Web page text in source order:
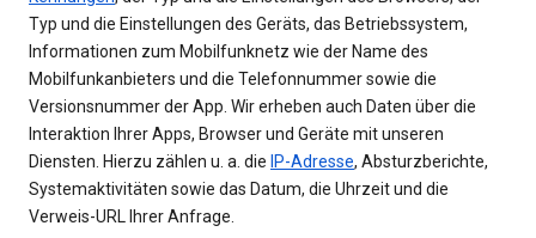
Typ und die Einstellungen des Geräts, das Betriebssystem,
Informationen zum Mobilfunknetz wie der Name des
Mobilfunkanbieters und die Telefonnummer sowie die
Versionsnummer der App. Wir erheben auch Daten über die
Interaktion Ihrer Apps, Browser und Geräte mit unseren
Diensten. Hierzu zählen u. a. die IP-Adresse, Absturzberichte,
Systemaktivitäten sowie das Datum, die Uhrzeit und die
Verweis-URL Ihrer Anfrage.